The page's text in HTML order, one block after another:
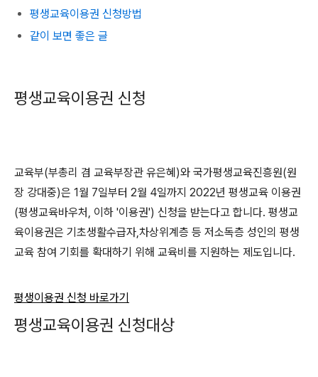
평생교육이용권 신청방법
같이 보면 좋은 글
평생교육이용권 신청
교육부(부총리 겸 교육부장관 유은혜)와 국가평생교육진흥원(원
장 강대중)은 1월 7일부터 2월 4일까지 2022년 평생교육 이용권
(평생교육바우처, 이하 '이용권') 신청을 받는다고 합니다. 평생교
육이용권은 기초생활수급자,차상위계층 등 저소독층 성인의 평생
교육 참여 기회를 확대하기 위해 교육비를 지원하는 제도입니다.
평생이용권 신청 바로가기
평생교육이용권 신청대상